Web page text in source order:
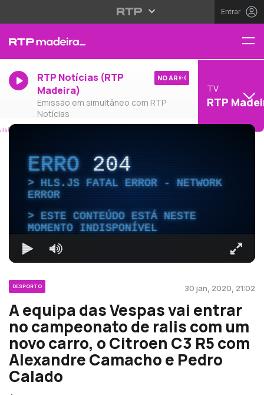
Entrar
RTP Notícias (RTP
Madeira)
Emissão em simultâneo com RTP
Notícias
NO AR
TV
RTP
ERRO204
HLS.JS FATAL ERROR - NETWORK
ERROR
ESTE CONTEÚDO ESTÁ NESTE
MOMENTO INDISPONÍVEL
DESPORTO 30 jan, 2020, 21:02
A equipa das Vespas vai entrar
no campeonato de ralis com um
novo carro, o Citroen C3 R5 com
Alexandre Camacho e Pedro
Calado